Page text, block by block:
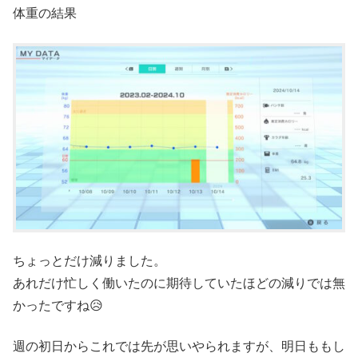
体重の結果
ちょっとだけ減りました。
あれだけ忙しく働いたのに期待していたほどの減りでは無
かったですね😥
週の初日からこれでは先が思いやられますが、明日ももし